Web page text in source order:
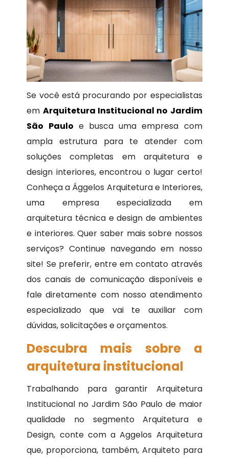
Se você está procurando por especialistas
em Arquitetura Institucional no Jardim
São Paulo e busca uma empresa com
ampla estrutura para te atender com
soluções completas em arquitetura e
design interiores, encontrou o lugar certo!
Conheça a Ággelos Arquitetura e Interiores,
uma empresa especializada em
arquitetura técnica e design de ambientes
e interiores. Quer saber mais sobre nossos
serviços? Continue navegando em nosso
site! Se preferir, entre em contato através
dos canais de comunicação disponíveis e
fale diretamente com nosso atendimento
especializado que vai te auxiliar com
dúvidas, solicitações e orçamentos.
Descubra mais sobre a
arquitetura institucional
Trabalhando para garantir Arquitetura
Institucional no Jardim São Paulo de maior
qualidade no segmento Arquitetura e
Design, conte com a Aggelos Arquitetura
que, proporciona, também, Arquiteto para